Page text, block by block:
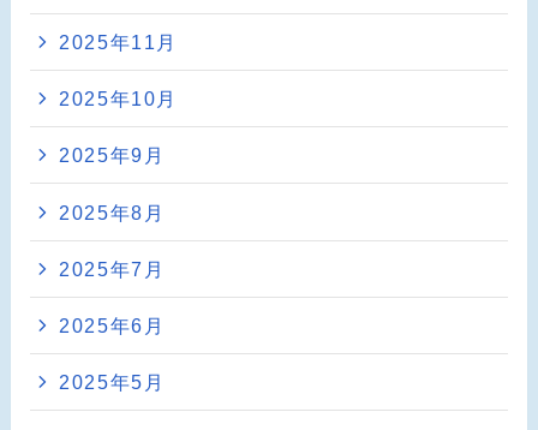
2025年11月
2025年10月
2025年9月
2025年8月
2025年7月
2025年6月
2025年5月